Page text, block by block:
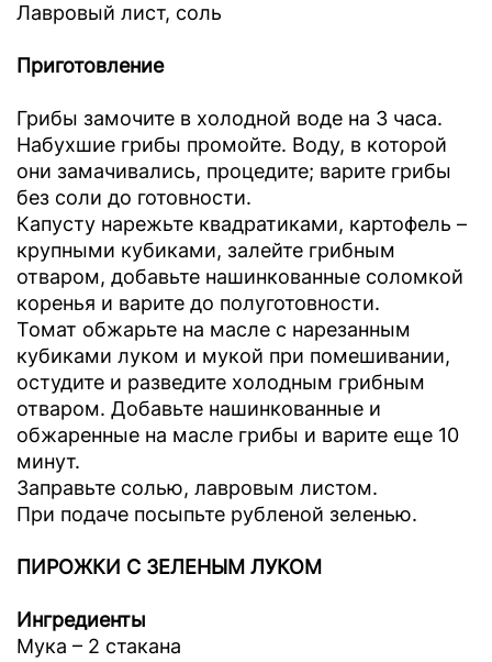
Лавровый лист, соль
Приготовление
Грибы замочите в холодной воде на 3 часа.
Набухшие грибы промойте. Воду, в которой
они замачивались, процедите; варите грибы
без соли до готовности.
Капусту нарежьте квадратиками, картофель –
крупными кубиками, залейте грибным
отваром, добавьте нашинкованные соломкой
коренья и варите до полуготовности.
Томат обжарьте на масле с нарезанным
кубиками луком и мукой при помешивании,
остудите и разведите холодным грибным
отваром. Добавьте нашинкованные и
обжаренные на масле грибы и варите еще 10
минут.
Заправьте солью, лавровым листом.
При подаче посыпьте рубленой зеленью.
ПИРОЖКИ С ЗЕЛЕНЫМ ЛУКОМ
Ингредиенты
Мука – 2 стакана